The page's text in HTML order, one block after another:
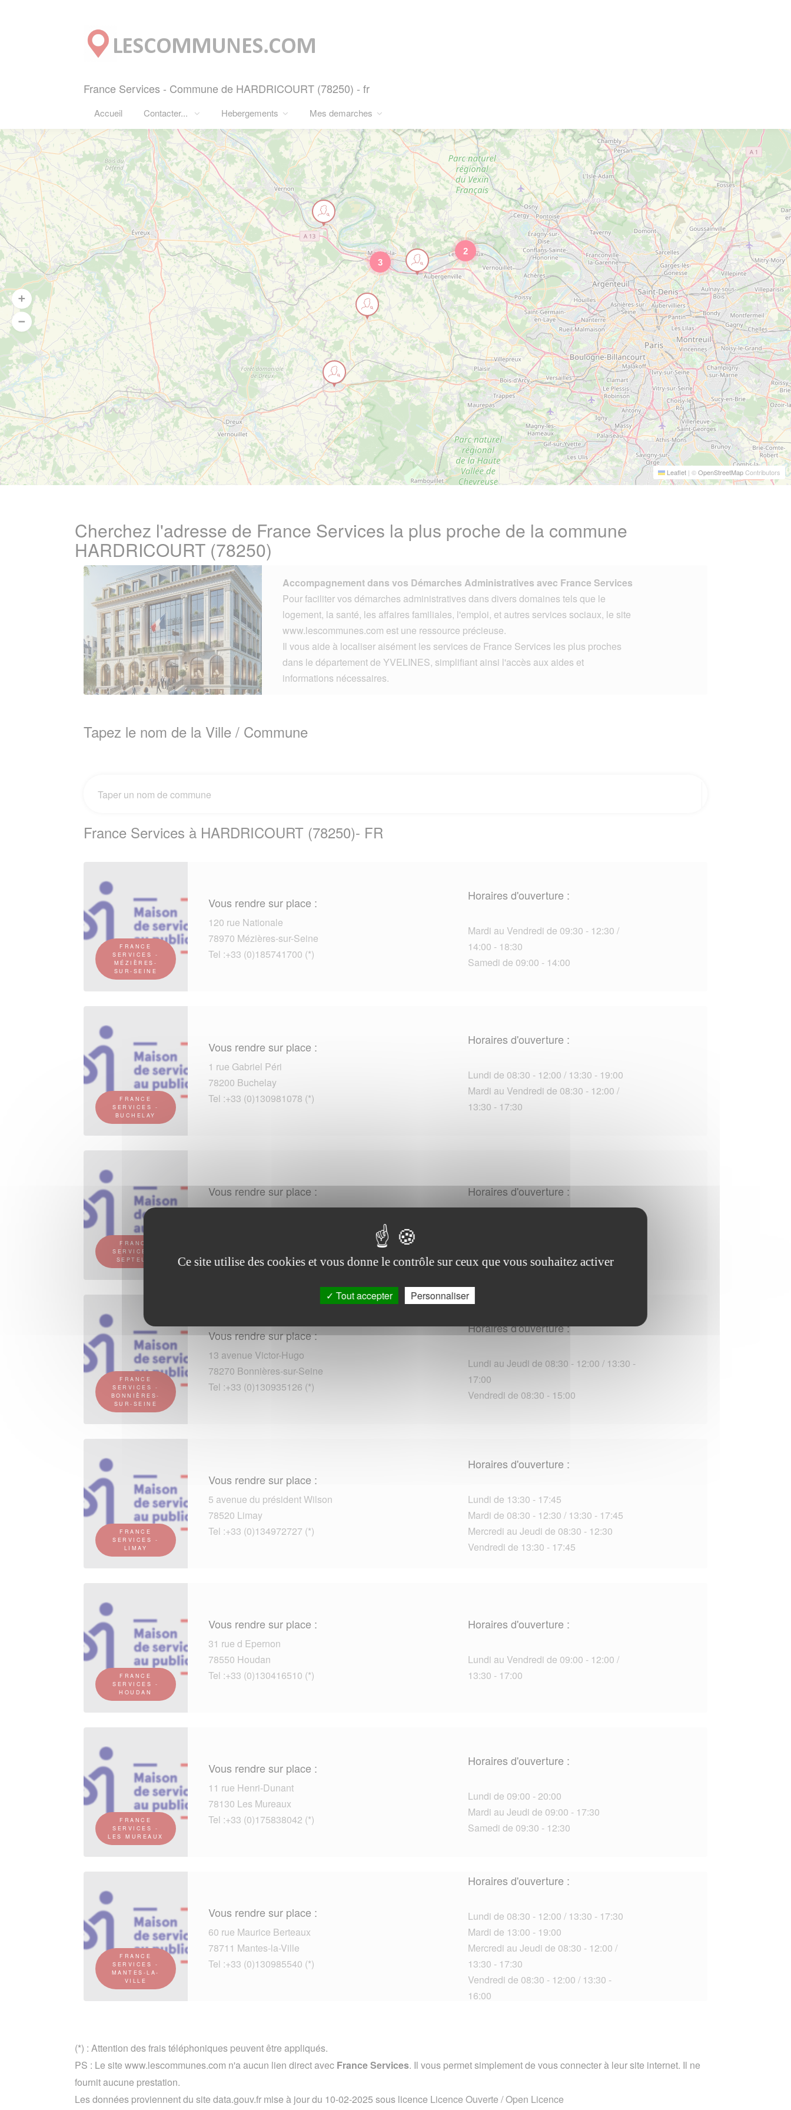
France Services - Commune de HARDRICOURT (78250) - fr
Accueil Contacter... Hebergements Mes demarches
2
3
Leaflet | ©OpenStreetMapContributors
Cherchez l'adresse de France Services la plus proche de la commune
HARDRICOURT (78250)
Accompagnement dans vos Démarches Administratives avec France Services
Pour faciliter vos démarches administratives dans divers domaines tels que le
logement, la santé, les affaires familiales, l'emploi, et autres services sociaux, le site
www.lescommunes.com est une ressource précieuse.
Il vous aide à localiser aisément les services de France Services les plus proches
dans le département de YVELINES, simplifiant ainsi l'accès aux aides et
informations nécessaires.
Tapez le nom de la Ville / Commune
France Services à HARDRICOURT (78250)- FR
FRANCE
SERVICES -
MÉZIÈRES-
SUR-SEINE
Vous rendre sur place :
120 rue Nationale
78970 Mézières-sur-Seine
Tel :+33 (0)185741700 (*)
Horaires d'ouverture :
Mardi au Vendredi de 09:30 - 12:30 /
14:00 - 18:30
Samedi de 09:00 - 14:00
FRANCE
SERVICES -
BUCHELAY
Vous rendre sur place :
1 rue Gabriel Péri
78200 Buchelay
Tel :+33 (0)130981078 (*)
Horaires d'ouverture :
Lundi de 08:30 - 12:00 / 13:30 - 19:00
Mardi au Vendredi de 08:30 - 12:00 /
13:30 - 17:30
FRANCE
SERVICES -
SEPTEUIL
Vous rendre sur place :
1 rue Maurice Cléret
Horaires d'ouverture :
FRANCE
SERVICES -
BONNIÈRES-
SUR-SEINE
Vous rendre sur place :
13 avenue Victor-Hugo
78270 Bonnières-sur-Seine
Tel :+33 (0)130935126 (*)
Horaires d'ouverture :
Lundi au Jeudi de 08:30 - 12:00 / 13:30 -
17:00
Vendredi de 08:30 - 15:00
FRANCE
SERVICES -
LIMAY
Vous rendre sur place :
5 avenue du président Wilson
78520 Limay
Tel :+33 (0)134972727 (*)
Horaires d'ouverture :
Lundi de 13:30 - 17:45
Mardi de 08:30 - 12:30 / 13:30 - 17:45
Mercredi au Jeudi de 08:30 - 12:30
Vendredi de 13:30 - 17:45
FRANCE
SERVICES -
HOUDAN
Vous rendre sur place :
31 rue d Epernon
78550 Houdan
Tel :+33 (0)130416510 (*)
Horaires d'ouverture :
Lundi au Vendredi de 09:00 - 12:00 /
13:30 - 17:00
FRANCE
SERVICES -
LES MUREAUX
Vous rendre sur place :
11 rue Henri-Dunant
78130 Les Mureaux
Tel :+33 (0)175838042 (*)
Horaires d'ouverture :
Lundi de 09:00 - 20:00
Mardi au Jeudi de 09:00 - 17:30
Samedi de 09:30 - 12:30
FRANCE
SERVICES -
MANTES-LA-
VILLE
Vous rendre sur place :
60 rue Maurice Berteaux
78711 Mantes-la-Ville
Tel :+33 (0)130985540 (*)
Horaires d'ouverture :
Lundi de 08:30 - 12:00 / 13:30 - 17:30
Mardi de 13:00 - 19:00
Mercredi au Jeudi de 08:30 - 12:00 /
13:30 - 17:30
Vendredi de 08:30 - 12:00 / 13:30 -
16:00
(*) : Attention des frais téléphoniques peuvent être appliqués.
PS : Le site www.lescommunes.com n'a aucun lien direct avec France Services. Il vous permet simplement de vous connecter à leur site internet. Il ne
fournit aucune prestation.
Les données proviennent du site data.gouv.fr mise à jour du 10-02-2025 sous licence Licence Ouverte / Open Licence
Ce site utilise des cookies et vous donne le contrôle sur ceux que vous souhaitez activer
Tout accepter Personnaliser